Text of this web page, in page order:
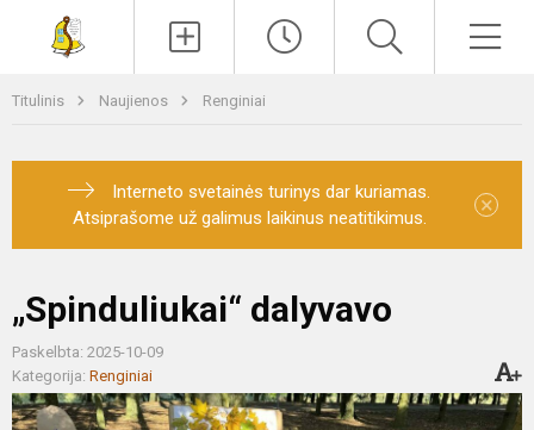
Titulinis Naujienos Renginiai
Interneto svetainės turinys dar kuriamas.
Atsiprašome už galimus laikinus neatitikimus.
×
„Spinduliukai“ dalyvavo
Paskelbta: 2025-10-09
Kategorija: Renginiai